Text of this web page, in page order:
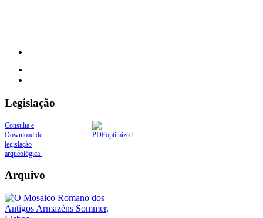
Legislação
Consulta e
Download de
legislação
arqueológica.
Arquivo